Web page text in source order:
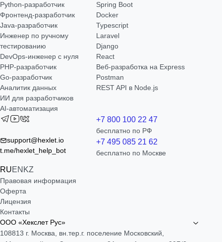
Python-разработчик
Фронтенд-разработчик
Java-разработчик
Инженер по ручному
тестированию
DevOps-инженер с нуля
РНР-разработчик
Go-разработчик
Аналитик данных
ИИ для разработчиков
AI-автоматизация
Spring Boot
Docker
Typescript
Laravel
Django
React
Веб-разработка на Express
Postman
REST API в Node.js
support@hexlet.io
t.me/hexlet_help_bot
RUEN KZ
+7 800 100 22 47
бесплатно по РФ
+7 495 085 21 62
бесплатно по Москве
Правовая информация
Оферта
Лицензия
Контакты
ООО «Хекслет Рус»
108813 г. Москва, вн.тер.г. поселение Московский,